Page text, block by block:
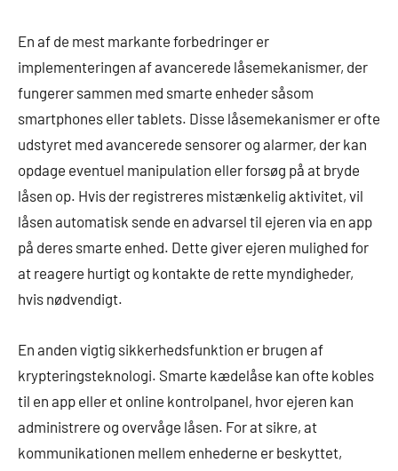
En af de mest markante forbedringer er
implementeringen af avancerede låsemekanismer, der
fungerer sammen med smarte enheder såsom
smartphones eller tablets. Disse låsemekanismer er ofte
udstyret med avancerede sensorer og alarmer, der kan
opdage eventuel manipulation eller forsøg på at bryde
låsen op. Hvis der registreres mistænkelig aktivitet, vil
låsen automatisk sende en advarsel til ejeren via en app
på deres smarte enhed. Dette giver ejeren mulighed for
at reagere hurtigt og kontakte de rette myndigheder,
hvis nødvendigt.
En anden vigtig sikkerhedsfunktion er brugen af
krypteringsteknologi. Smarte kædelåse kan ofte kobles
til en app eller et online kontrolpanel, hvor ejeren kan
administrere og overvåge låsen. For at sikre, at
kommunikationen mellem enhederne er beskyttet,